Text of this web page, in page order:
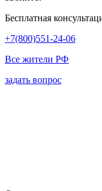
Бесплатная
+7(800)551-24-06
Все жители РФ
задать вопрос